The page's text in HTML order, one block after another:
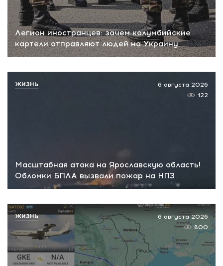
Легион иностранцев: зачем колумбийские
картели отправляют людей на Украину
Масштабная атака на Ярославскую область!
Обломки БПЛА вызвали пожар на НПЗ
6 августа 2026
122
ЖИЗНЬ
6 августа 2026
800
ЖИЗНЬ